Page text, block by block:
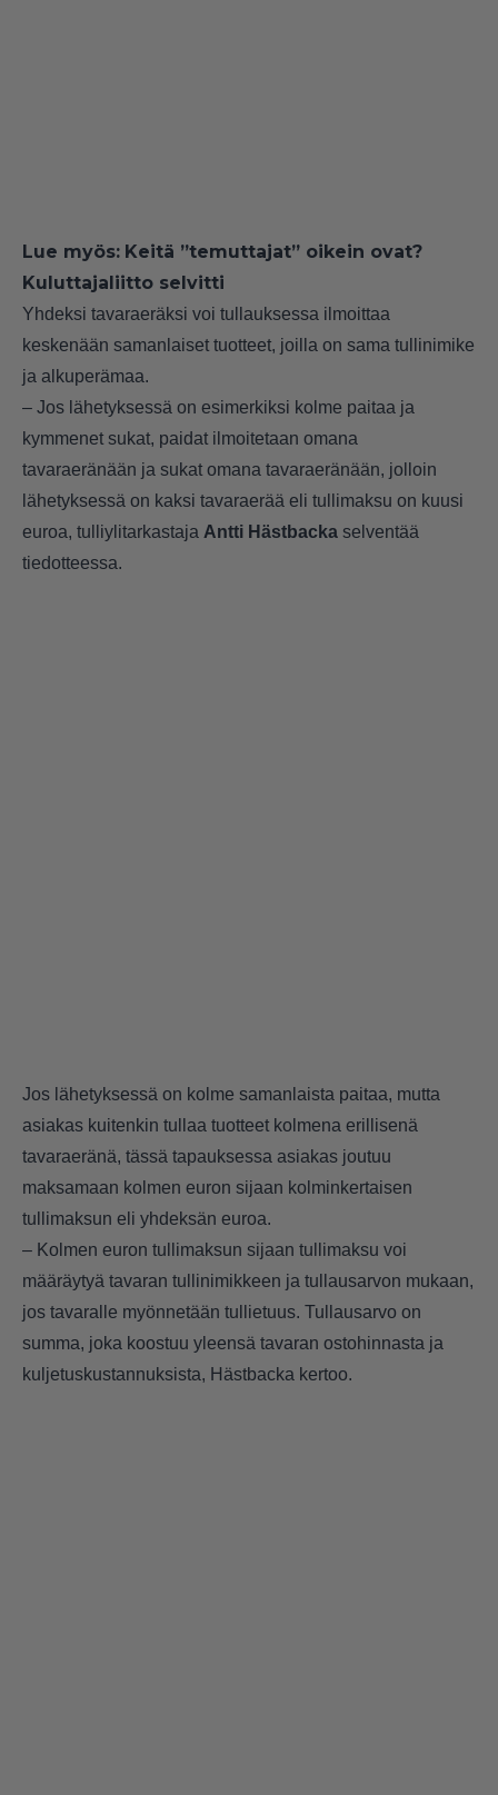
Lue myös: Keitä ”temuttajat” oikein ovat?
Kuluttajaliitto selvitti
Yhdeksi tavaraeräksi voi tullauksessa ilmoittaa
keskenään samanlaiset tuotteet, joilla on sama tullinimike
ja alkuperämaa.
– Jos lähetyksessä on esimerkiksi kolme paitaa ja
kymmenet sukat, paidat ilmoitetaan omana
tavaraeränään ja sukat omana tavaraeränään, jolloin
lähetyksessä on kaksi tavaraerää eli tullimaksu on kuusi
euroa, tulliylitarkastaja Antti Hästbacka selventää
tiedotteessa.
Jos lähetyksessä on kolme samanlaista paitaa, mutta
asiakas kuitenkin tullaa tuotteet kolmena erillisenä
tavaraeränä, tässä tapauksessa asiakas joutuu
maksamaan kolmen euron sijaan kolminkertaisen
tullimaksun eli yhdeksän euroa.
– Kolmen euron tullimaksun sijaan tullimaksu voi
määräytyä tavaran tullinimikkeen ja tullausarvon mukaan,
jos tavaralle myönnetään tullietuus. Tullausarvo on
summa, joka koostuu yleensä tavaran ostohinnasta ja
kuljetuskustannuksista, Hästbacka kertoo.